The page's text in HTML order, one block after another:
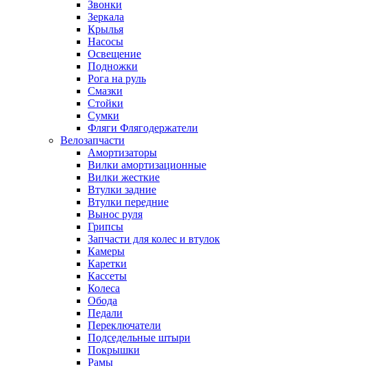
Звонки
Зеркала
Крылья
Насосы
Освещение
Подножки
Рога на руль
Смазки
Стойки
Сумки
Фляги Флягодержатели
Велозапчасти
Амортизаторы
Вилки амортизационные
Вилки жесткие
Втулки задние
Втулки передние
Вынос руля
Грипсы
Запчасти для колес и втулок
Камеры
Каретки
Кассеты
Колеса
Обода
Педали
Переключатели
Подседельные штыри
Покрышки
Рамы